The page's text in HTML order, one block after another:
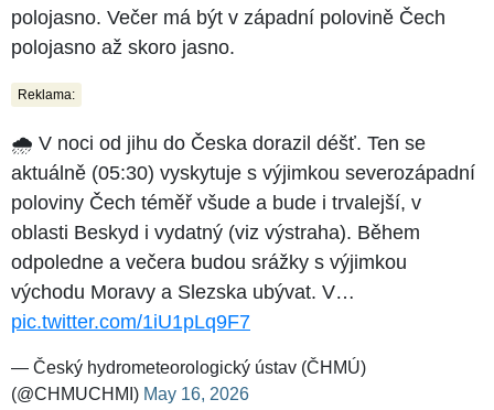
polojasno. Večer má být v západní polovině Čech
polojasno až skoro jasno.
Reklama:
🌧 V noci od jihu do Česka dorazil déšť. Ten se
aktuálně (05:30) vyskytuje s výjimkou severozápadní
poloviny Čech téměř všude a bude i trvalejší, v
oblasti Beskyd i vydatný (viz výstraha). Během
odpoledne a večera budou srážky s výjimkou
východu Moravy a Slezska ubývat. V…
pic.twitter.com/1iU1pLq9F7
— Český hydrometeorologický ústav (ČHMÚ)
(@CHMUCHMI) May 16, 2026